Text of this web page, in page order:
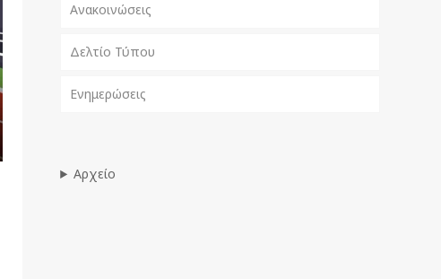
Ανακοινώσεις
Δελτίο Τύπου
Ενημερώσεις
Αρχείο